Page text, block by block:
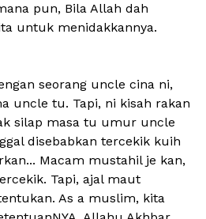
pun, Bila Allah dah
untuk menidakkannya.
seorang uncle cina ni,
uncle tu. Tapi, ni kisah rakan
silap masa tu umur uncle
disebabkan tercekik kuih
Macam mustahil je kan,
Tapi, ajal maut
As a muslim, kita